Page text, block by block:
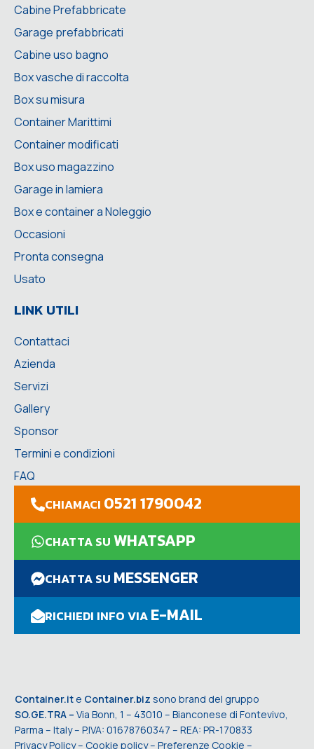
Cabine Prefabbricate
Garage prefabbricati
Cabine uso bagno
Box vasche di raccolta
Box su misura
Container Marittimi
Container modificati
Box uso magazzino
Garage in lamiera
Box e container a Noleggio
Occasioni
Pronta consegna
Usato
LINK UTILI
Contattaci
Azienda
Servizi
Gallery
Sponsor
Termini e condizioni
FAQ
CHIAMACI 0521 1790042
CHATTA SUWHATSAPP
CHATTA SU MESSENGER
RICHIEDI INFO VIAE-MAIL
Container.it e Container.biz sono brand del gruppo
SO.GE.TRA – Via Bonn, 1 – 43010 – Bianconese di Fontevivo,
Parma – Italy – P.IVA: 01678760347 – REA: PR-170833
Privacy Policy– Cookie policy– Preferenze Cookie –